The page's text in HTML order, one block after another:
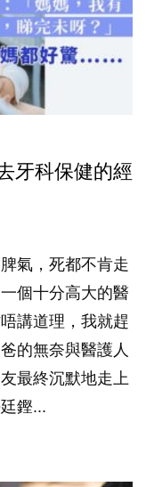
牙科保健的經
氣，死都不肯走
個十分高大的醫
講道理，我就趕
的無奈與醫護人
最終沉默地走上
鏗...